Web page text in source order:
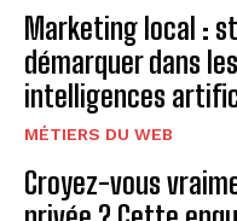
Marketing local :
démarquer dans
intelligences
MÉTIERS DU WEB
Croyez-vous